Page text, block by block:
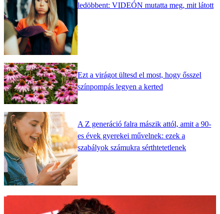
ledöbbent: VIDEÓN mutatta meg, mit látott
Ezt a virágot ültesd el most, hogy ősszel
színpompás legyen a kerted
A Z generáció falra mászik attól, amit a 90-
es évek gyerekei művelnek: ezek a
szabályok számukra sérthtetetlenek